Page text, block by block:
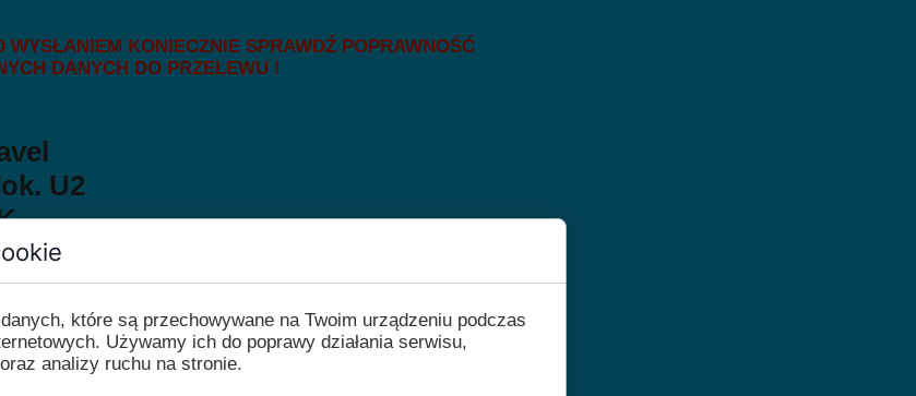
KONIECZNIE SPRAWDŹ POPRAWNOŚĆ
DANYCH DO PRZELEWU !
U2
1140 2004 0000 3312 1777 5460
które są przechowywane na Twoim urządzeniu podczas
Używamy ich do poprawy działania serwisu,
analizy ruchu na stronie.